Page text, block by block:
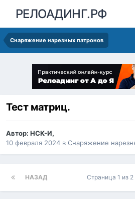
РЕЛОАДИНГ.РФ
Снаряжение нарезных патронов
Тест матриц.
Автор: НСК-И,
10 февраля 2024 в Снаряжение
НАЗАД Страница 1 из 2